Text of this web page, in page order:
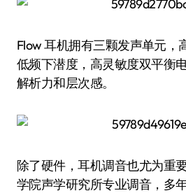
Flow 耳机拥有三颗发声单元，
低频下潜度，高灵敏度双平衡
解析力和层次感。
除了硬件，耳机调音也尤为重
学院声学研究所专业调音，多